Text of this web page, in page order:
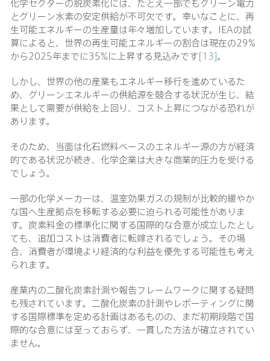
化学セクターの脱炭素化には、たとえ一部でもグリーン電力
とグリーン水素の安定供給が不可欠です。幸いなことに、再
生可能エネルギーの生産量は年々増加しています。IEAの試
算によると、世界の再生可能エネルギーの割合は現在の29%
から2025年までに35%に上昇する見込みです[13]。
しかし、世界の他の産業もエネルギー移行を進めているた
め、グリーンエネルギーの供給源を競合する状況が生じ、結
果として需要が供給を上回り、コスト上昇につながる恐れが
あります。
そのため、当面は化石燃料ベースのエネルギー源の方が経済
的である状況が続き、化学企業は大きな商業的圧力を受ける
でしょう。
一部の化学メーカーは、温室効果ガスの規制が比較的緩やか
な国へ生産拠点を移転する必要に迫られる可能性がありま
す。炭素料金の標準化に関する国際的な合意が成立したとし
ても、追加コストは消費者に転嫁されるでしょう。その場
合、消費者が環境より経済的な利益を優先する可能性も考え
られます。
産業内の二酸化炭素計測や報告フレームワークに関する疑問
も残されています。二酸化炭素の計測やレポーティングに関
する国際標準を定める計画はあるものの、まだ初期段階で国
際的な合意には至っておらず、一貫した方法が確立されてい
ません。